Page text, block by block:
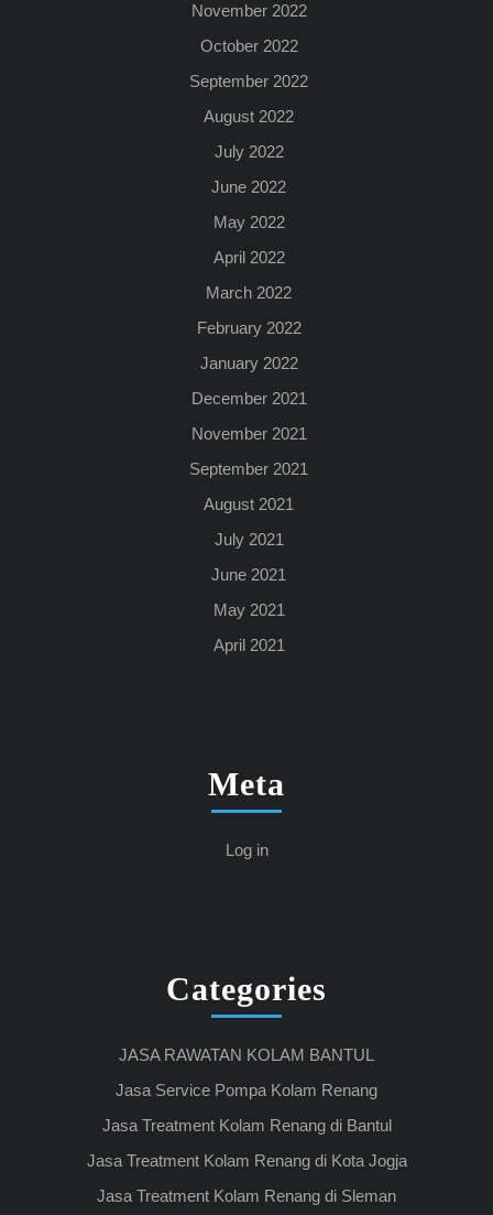
November 2022
October 2022
September 2022
August 2022
July 2022
June 2022
May 2022
April 2022
March 2022
February 2022
January 2022
December 2021
November 2021
September 2021
August 2021
July 2021
June 2021
May 2021
April 2021
Meta
Log in
Categories
JASA RAWATAN KOLAM BANTUL
Jasa Service Pompa Kolam Renang
Jasa Treatment Kolam Renang di Bantul
Jasa Treatment Kolam Renang di Kota Jogja
Jasa Treatment Kolam Renang di Sleman